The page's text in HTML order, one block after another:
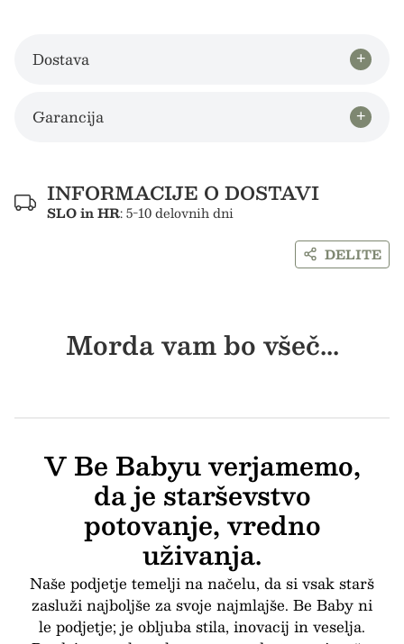
Dostava
Garancija
INFORMACIJE O DOSTAVI
SLO in HR: 5-10 delovnih dni
DELITE
Morda vam bo všeč...
V Be Babyu verjamemo,
da je starševstvo
potovanje, vredno
uživanja.
Naše podjetje temelji na načelu, da si vsak starš
zasluži najboljše za svoje najmlajše. Be Baby ni
le podjetje; je obljuba stila, inovacij in veselja.